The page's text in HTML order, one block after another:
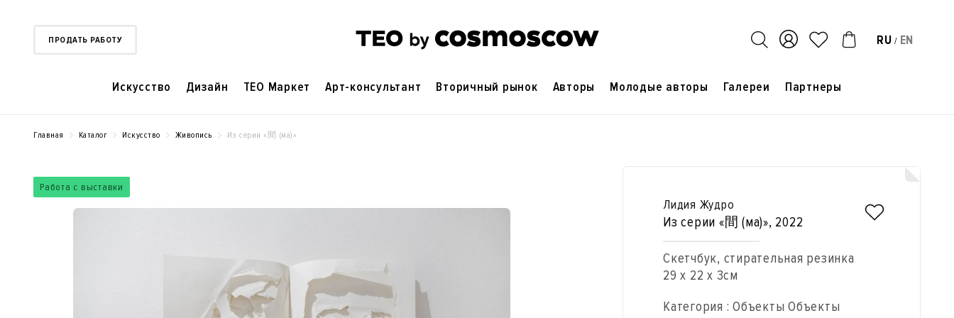
ПРОДАТЬ РАБОТУ RU / EN
Искусство Дизайн TEO Маркет Арт-консультант Вторичный рынок Авторы Молодые авторы Галереи Партнеры
Главная Каталог Искусство Живопись Из серии «間 (ма)»
Работа с выставки
Лидия Жудро
Из серии «間 (ма)», 2022
Скетчбук, стирательная резинка
29 x 22 x 3см
Категория : Объекты Объекты